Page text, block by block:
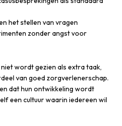
het stellen van vragen
zonder angst voor
wordt gezien als extra taak,
van goed zorgverlenerschap.
dat hun ontwikkeling wordt
een cultuur waarin iedereen wil